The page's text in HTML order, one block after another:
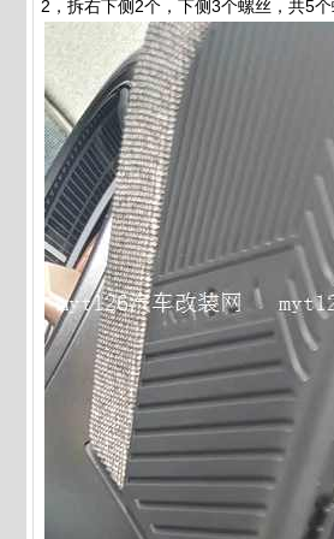
2，拆右下侧2个，下侧3个螺丝，共5